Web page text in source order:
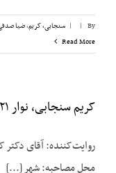
By
|
| سنجابی، کریم,ضیا
Read More
کریم سنجابی، نوار ۲۱
محل مصاحبه: شهر [...]